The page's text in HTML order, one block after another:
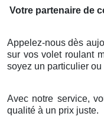
Votre partenaire de
Appelez-nous dès
sur vos volet roulant
soyez un particulier
Avec notre service,
qualité à un prix juste.